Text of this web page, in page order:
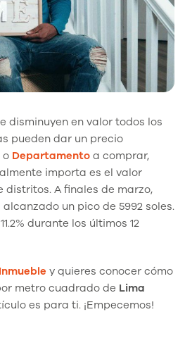
disminuyen en valor todos los
pueden dar un precio
o Departamento a comprar,
importa es el valor
distritos. A finales de marzo,
alcanzado un pico de 5992 soles.
durante los últimos 12
Inmueble y quieres conocer cómo
metro cuadrado de Lima
es para ti. ¡Empecemos!